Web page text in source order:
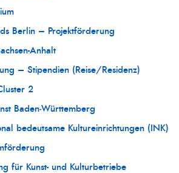
Berlin – Projektförderung
Anhalt
– Stipendien (Reise/Residenz)
2
Baden‑Württemberg
bedeutsame Kultureinrichtungen (INK)
für Kunst- und Kulturbetriebe